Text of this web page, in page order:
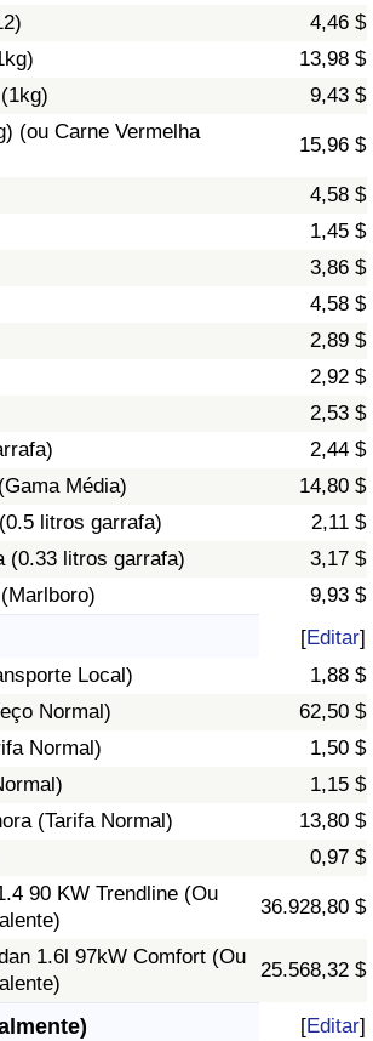
4,46 $
13,98 $
9,43 $
(ou Carne Vermelha
15,96 $
4,58 $
1,45 $
3,86 $
4,58 $
2,89 $
2,92 $
2,53 $
2,44 $
Média)
14,80 $
litros garrafa)
2,11 $
(0.33 litros garrafa)
3,17 $
9,93 $
[Editar]
Local)
1,88 $
Normal)
62,50 $
Normal)
1,50 $
1,15 $
(Tarifa Normal)
13,80 $
0,97 $
90 KW Trendline (Ou
36.928,80 $
1.6l 97kW Comfort (Ou
25.568,32 $
[Editar]
por País
por País
(Atual)
por País